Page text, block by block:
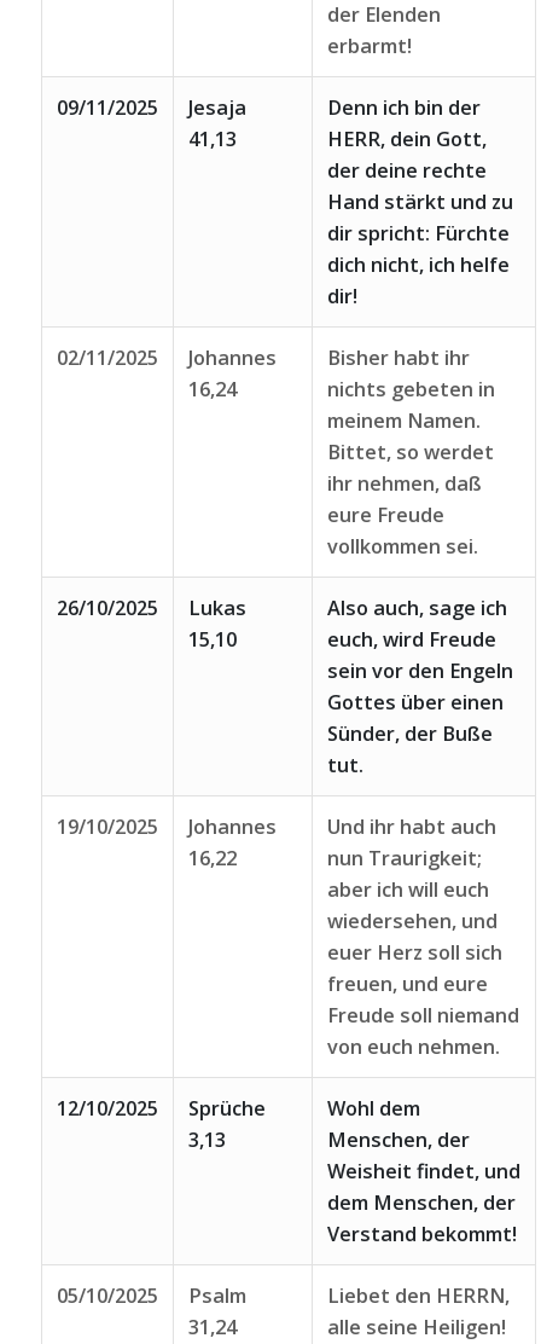
der Elenden
erbarmt!
09/11/2025
Jesaja
41,13
Denn ich bin der
HERR, dein Gott,
der deine rechte
Hand stärkt und zu
dir spricht: Fürchte
dich nicht, ich helfe
dir!
02/11/2025
Johannes
16,24
Bisher habt ihr
nichts gebeten in
meinem Namen.
Bittet, so werdet
ihr nehmen, daß
eure Freude
vollkommen sei.
26/10/2025
Lukas
15,10
Also auch, sage ich
euch, wird Freude
sein vor den Engeln
Gottes über einen
Sünder, der Buße
tut.
19/10/2025
Johannes
16,22
Und ihr habt auch
nun Traurigkeit;
aber ich will euch
wiedersehen, und
euer Herz soll sich
freuen, und eure
Freude soll niemand
von euch nehmen.
12/10/2025
Sprüche
3,13
Wohl dem
Menschen, der
Weisheit findet, und
dem Menschen, der
Verstand bekommt!
05/10/2025
Psalm
31,24
Liebet den HERRN,
alle seine Heiligen!